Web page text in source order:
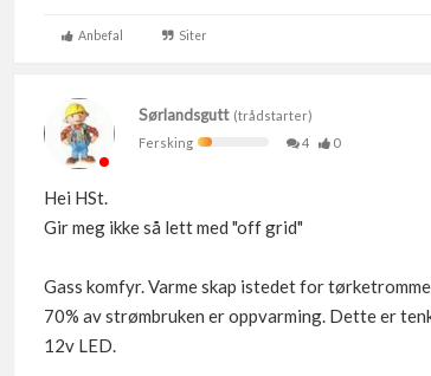
Anbefal Siter
Sørlandsgutt(trådstarter)
Fersking
4 0
Hei HSt.
Gir meg ikke så lett med "off grid"
Gass komfyr. Varme skap istedet for
70% av strømbruken er oppvarming. Dette er
12v LED.